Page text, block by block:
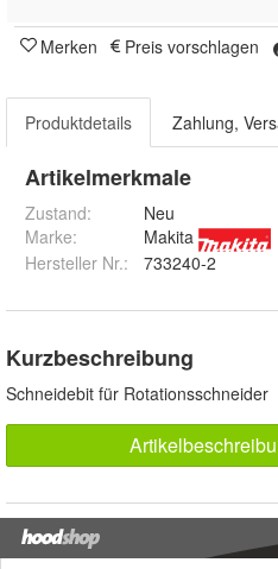
Merken Preis vorschlagen
Produktdetails Zahlung,
Artikelmerkmale
Zustand:
Neu
Marke:
Makita
Hersteller Nr.:
733240-2
Kurzbeschreibung
Schneidebit für Rotationsschneider